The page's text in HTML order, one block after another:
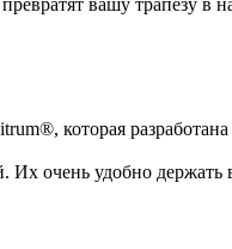
вашу трапезу в
которая
очень удобно держать в